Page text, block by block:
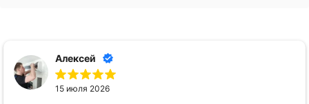
Алексей
15 июля 2026